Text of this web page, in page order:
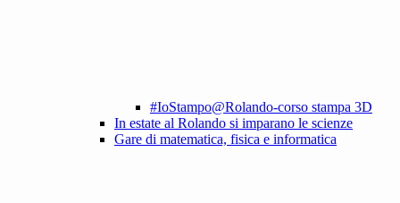
#IoStampo@Rolando-corso stampa 3D
In estate al Rolando si imparano le scienze
Gare di matematica, fisica e informatica